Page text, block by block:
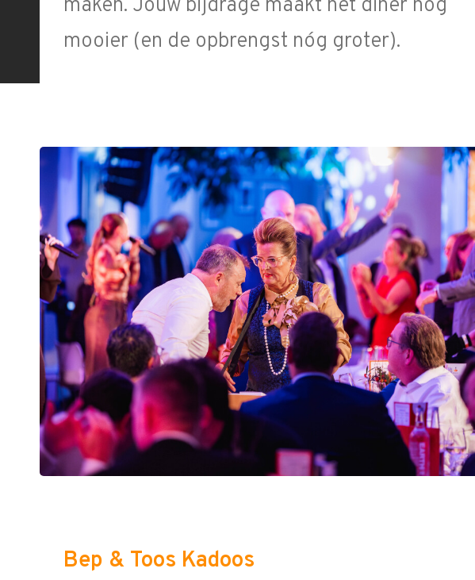
maken. Jouw bijdrage maakt het diner nóg
mooier (en de opbrengst nóg groter).
Bep & Toos Kadoos